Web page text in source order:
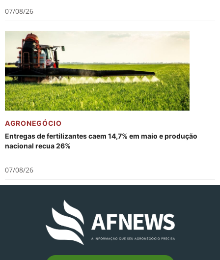
07/08/26
AGRONEGÓCIO
Entregas de fertilizantes caem 14,7% em maio e produção
nacional recua 26%
07/08/26